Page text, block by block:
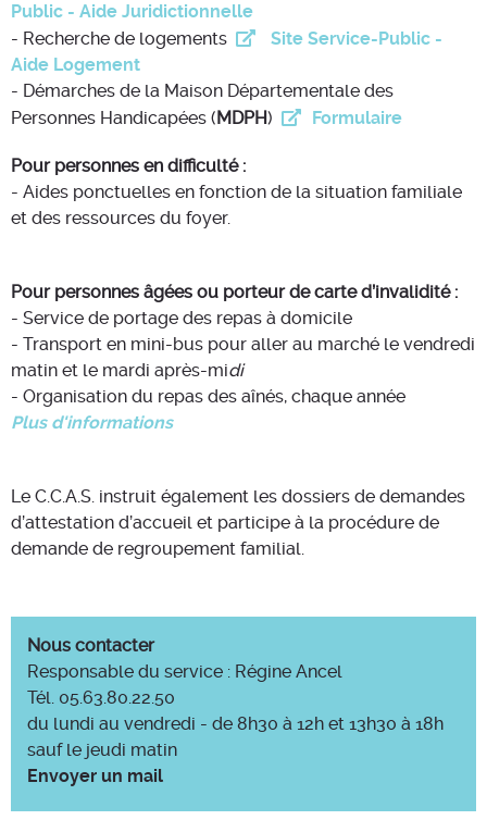
Public - Aide Juridictionnelle
- Recherche de logements
Site Service-Public -
Aide Logement
- Démarches de la Maison Départementale des
Personnes Handicapées ( MDPH) Formulaire
Pour personnes en difficulté :
- Aides ponctuelles en fonction de la situation familiale
et des ressources du foyer.
Pour personnes âgées ou porteur de carte d’invalidité :
- Service de portage des repas à domicile
- Transport en mini-bus pour aller au marché le vendredi
matin et le mardi après-midi
- Organisation du repas des aînés, chaque année
Plus d'informations
Le C.C.A.S. instruit également les dossiers de demandes
d’attestation d’accueil et participe à la procédure de
demande de regroupement familial.
Nous contacter
Responsable du service : Régine Ancel
Tél. 05.63.80.22.50
du lundi au vendredi - de 8h30 à 12h et 13h30 à 18h
sauf le jeudi matin
Envoyer un mail